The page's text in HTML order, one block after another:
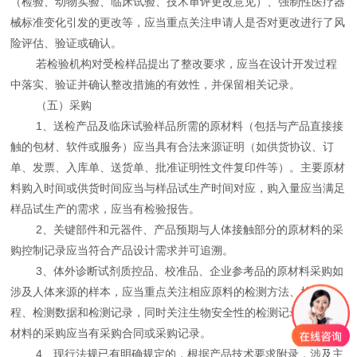
械标准变化引发的更改等，应当重点关注申请人是否对更改进行了风
险评估、验证或确认。
若检验机构对受检样品提出了整改要求，应当在设计开发过程
中落实、验证并确认整改措施的有效性，并保留相关记录。
（五）采购
1、送检产品及临床试验样品所需的原材料（包括与产品直接接
触的包材、软件或服务）应当具有合法来源证明（如供货协议、订
单、发票、入库单、送货单、批准证明性文件复印件等）。主要原材
料购入时间或供货时间应当与样品试生产时间对应，购入量应当满足
样品试生产的需求，应当有检验报告。
2、关键部件和元器件、产品预期与人体接触部分的原材料的采
购控制记录应当符合产品设计需求并可追溯。
3、体外诊断试剂质控品、校准品、企业参考品的原材料采购如
涉及人体来源的样本，应当重点关注相应原料的检测方法、检测过
程、检测数据和检测记录，同时关注生物安全性的检测记录。其他原
材料的采购应当有采购合同或采购记录。
4、现行法规已有明确规定的，根据产品技术要求附录，涉及主